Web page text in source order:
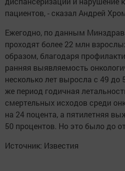
пациентов, - сказал Андрей
Ежегодно, по данным
проходят более 22 млн
образом, благодаря
ранняя выявляемость
несколько лет выросла с 49 до
же период годичная
смертельных исходов среди
на 24 поцента, а пятилетняя
50 процентов. Но это было до
Источник: Известия